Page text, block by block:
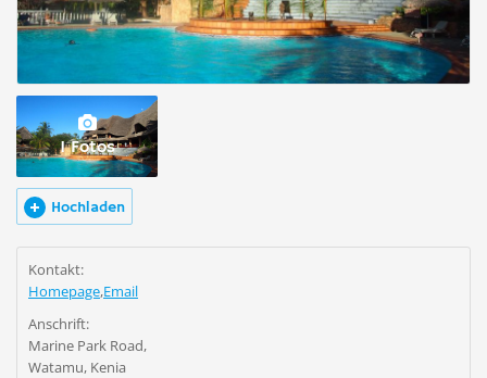
1 Fotos
Hochladen
Kontakt:
Homepage,Email
Anschrift:
Marine Park Road,
Watamu, Kenia